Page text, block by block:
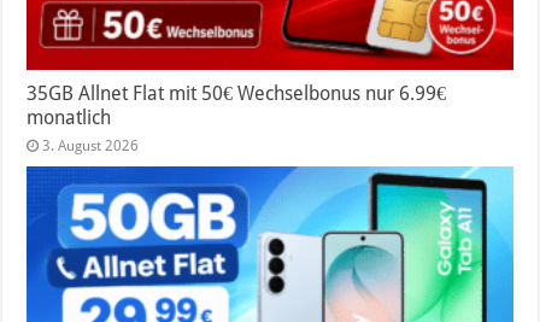
35GB Allnet Flat mit 50€ Wechselbonus nur 6.99€
monatlich
3. August 2026